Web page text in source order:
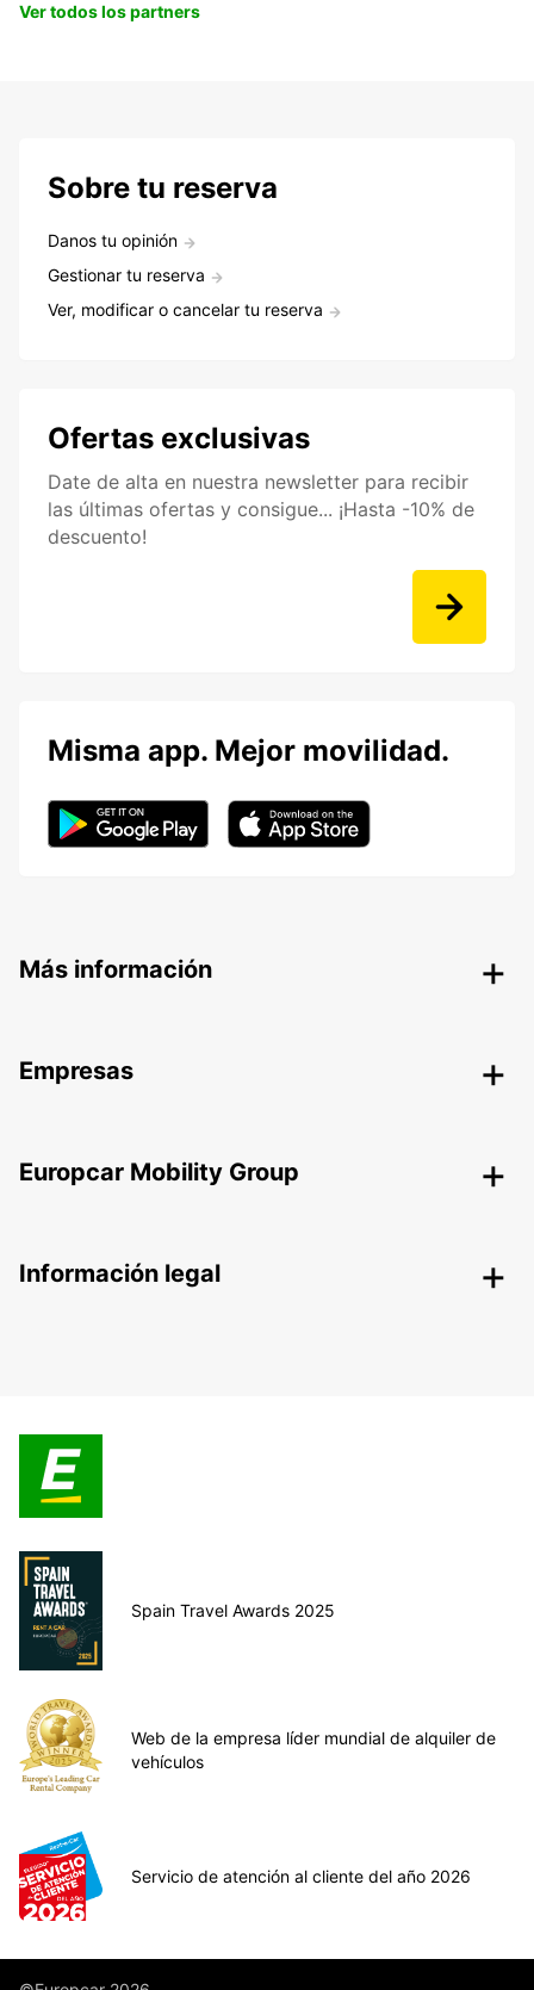
Ver todos los partners
Sobre tu reserva
Danos tu opinión
Gestionar tu reserva
Ver, modificar o cancelar tu reserva
Ofertas exclusivas
Date de alta en nuestra newsletter para recibir
las últimas ofertas y consigue... ¡Hasta -10% de
descuento!
Misma app. Mejor movilidad.
Más información
Empresas
Europcar Mobility Group
Información legal
Spain Travel Awards 2025
Web de la empresa líder mundial de alquiler de
vehículos
Servicio de atención al cliente del año 2026